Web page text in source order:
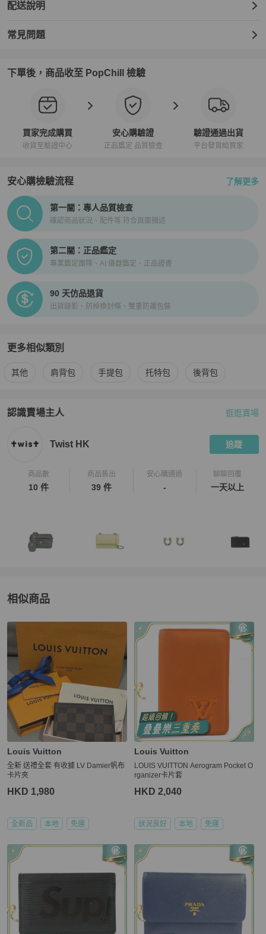
配送說明
常見問題
下單後，商品收至 PopChill 檢驗
買家完成購買
收貨至驗證中心
安心購驗證
正品鑑定 品質檢查
驗證通過出貨
平台發貨給買家
安心購檢驗流程 了解更多
PopChill拍拍圈正品驗證、安心購檢驗流程介紹
第一關：專人品質檢查
確認商品狀況、配件等 符合頁面描述
第二關：正品鑑定
專業鑑定團隊、AI 儀器鑑定、正品證書
90 天仿品退貨
出貨錄影、防掉換封條、雙重防護包裝
更多相似類別
更多Marc Jacobs女包 相似商品推薦
其他 肩背包 手提包 托特包 後背包
認識賣場主人
PopChill 拍拍圈嚴選賣家
逛逛賣場
Twist HK 追蹤
商品數
10 件
商品售出
39 件
安心購通過
-
聊聊回覆
一天以上
相似商品
更多相似Marc Jacobs女包推薦精品
Louis Vuitton
全新 送禮全套 有收據 LV Damier帆布
卡片夾
HKD 1,980
全新品 本地 免運
Louis Vuitton
LOUIS VUITTON Aerogram Pocket O
rganizer卡片套
HKD 2,040
狀況良好 本地 免運